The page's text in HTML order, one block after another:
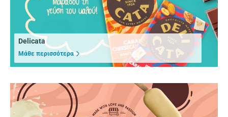
Delicata
Μάθε περισσότερα